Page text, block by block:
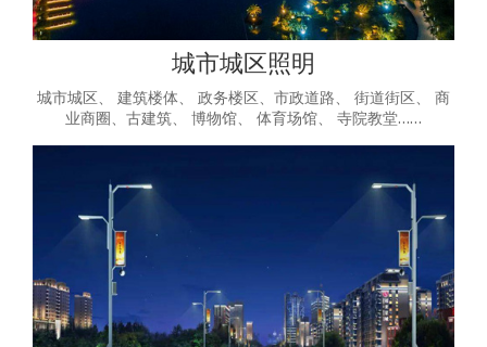
城市城区照明
城市城区、 建筑楼体、 政务楼区、市政道路、 街道街区、 商
业商圈、古建筑、 博物馆、 体育场馆、 寺院教堂……